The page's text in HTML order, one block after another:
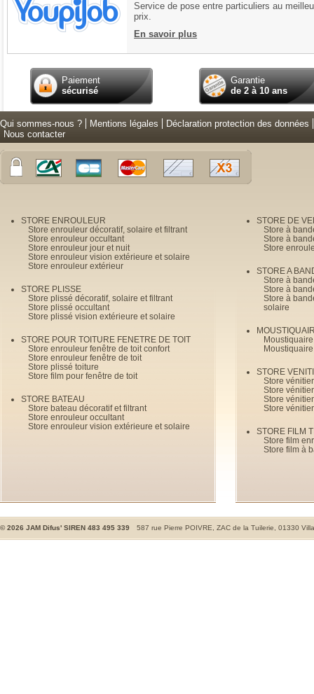
Service de pose entre particuliers au
prix.
En savoir plus
Paiement
sécurisé
Garantie
de 2 à 10 ans
Qui sommes-nous ? Mentions légales
Déclaration protection des données
Nous contacter
STORE ENROULEUR
Store enrouleur décoratif, solaire et filtrant
Store enrouleur occultant
Store enrouleur jour et nuit
Store enrouleur vision extérieure et solaire
Store enrouleur extérieur
STORE PLISSE
Store plissé décoratif, solaire et filtrant
Store plissé occultant
Store plissé vision extérieure et solaire
STORE POUR TOITURE FENETRE DE TOIT
Store enrouleur fenêtre de toit confort
Store enrouleur fenêtre de toit
Store plissé toiture
Store film pour fenêtre de toit
STORE BATEAU
Store bateau décoratif et filtrant
Store enrouleur occultant
Store enrouleur vision extérieure et solaire
STORE DE
Store à
Store à
Store
STORE A
Store à
Store à
Store à
solaire
STORE
Store
Store
Store
Store
STORE FILM
Store film
Store film à
©2026 JAM Difus' SIREN 483 495 339 587 rue Pierre POIVRE, ZAC de la Tuilerie, 01330